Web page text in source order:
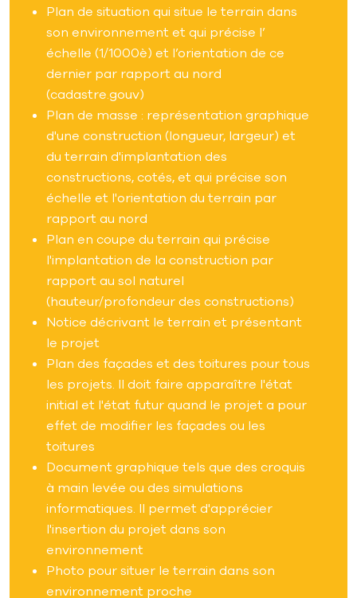
Plan de situation qui situe le terrain dans
son environnement et qui précise l’
échelle (1/1000è) et l’orientation de ce
dernier par rapport au nord
(cadastre.gouv)
Plan de masse : représentation graphique
d'une construction (longueur, largeur) et
du terrain d'implantation des
constructions, cotés, et qui précise son
échelle et l'orientation du terrain par
rapport au nord
Plan en coupe du terrain qui précise
l'implantation de la construction par
rapport au sol naturel
(hauteur/profondeur des constructions)
Notice décrivant le terrain et présentant
le projet
Plan des façades et des toitures pour tous
les projets. Il doit faire apparaître l'état
initial et l'état futur quand le projet a pour
effet de modifier les façades ou les
toitures
Document graphique tels que des croquis
à main levée ou des simulations
informatiques. Il permet d'apprécier
l'insertion du projet dans son
environnement
Photo pour situer le terrain dans son
environnement proche